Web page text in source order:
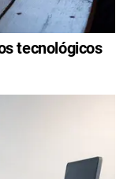
tecnológicos